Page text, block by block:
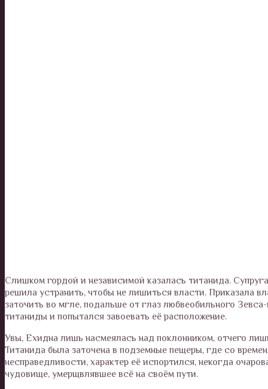
Слишком гордой и независимой казалась титанида.
решила устранить, чтобы не лишиться власти. Приказала
заточить во мгле, подальше от глаз любвеобильного
титаниды и попытался завоевать её расположение.
Увы, Ехидна лишь насмеялась над поклонником, отчего
Титанида была заточена в подземные пещеры, где со
несправедливости, характер её испортился, некогда
чудовище, умерщвлявшее всё на своём пути.